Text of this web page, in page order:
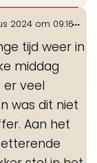
2024 om 09:16
tijd weer in
middag
er veel
was dit niet
Aan het
...